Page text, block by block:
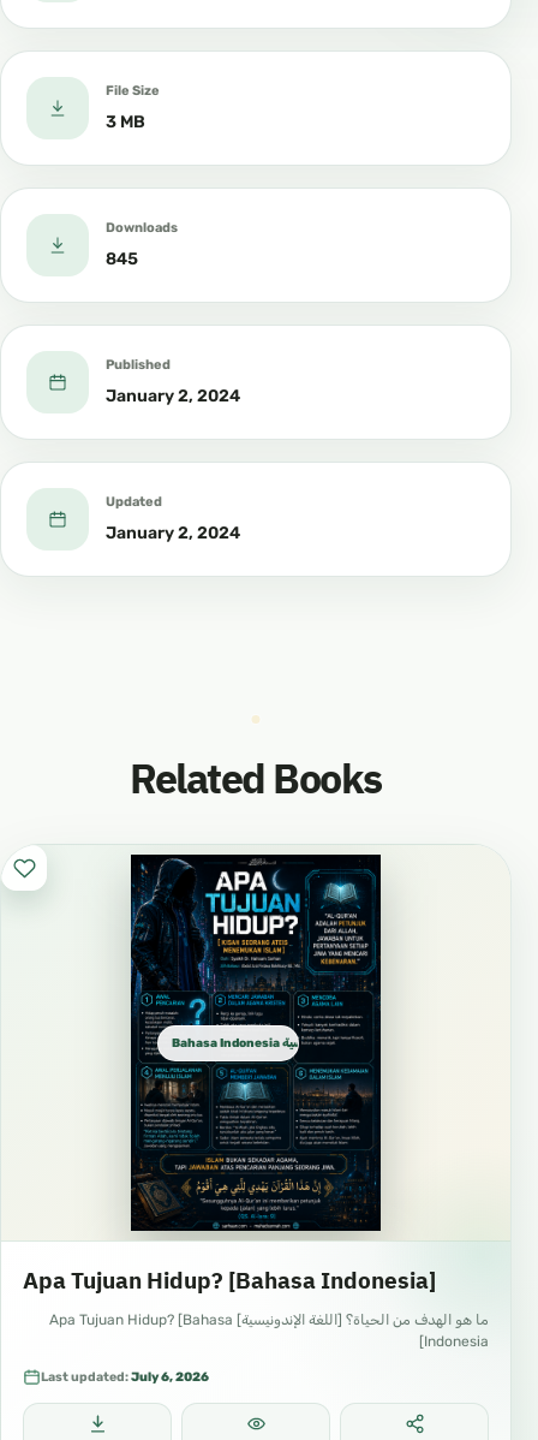
File Size
3 MB
Downloads
845
Published
January 2, 2024
Updated
January 2, 2024
Related Books
Bahasa Indonesia الإندونيسية
Apa Tujuan Hidup? [Bahasa Indonesia]
ما هو الهدف من الحياة؟ [اللغة الإندونيسية] Apa Tujuan Hidup? [Bahasa
Indonesia]
Last updated:July 6, 2026